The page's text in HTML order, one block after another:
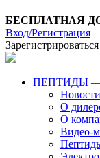
БЕСПЛАТНАЯ
Вход/Регистрация
ПЕПТИДЫ —
Новости
О
О
Видео-